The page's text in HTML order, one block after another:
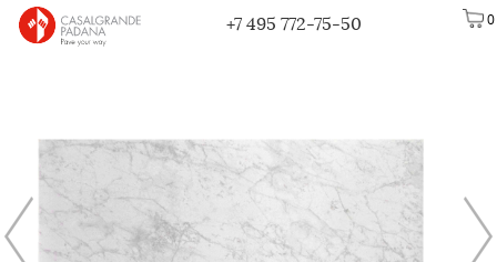
0
+7 495 772-75-50